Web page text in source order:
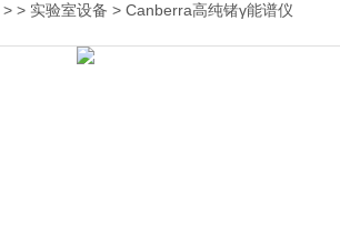
> > 实验室设备 > Canberra高纯锗γ能谱仪